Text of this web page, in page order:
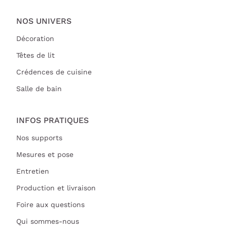
NOS UNIVERS
Décoration
Têtes de lit
Crédences de cuisine
Salle de bain
INFOS PRATIQUES
Nos supports
Mesures et pose
Entretien
Production et livraison
Foire aux questions
Qui sommes-nous